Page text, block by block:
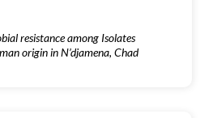
resistance among Isolates
origin in N’djamena, Chad